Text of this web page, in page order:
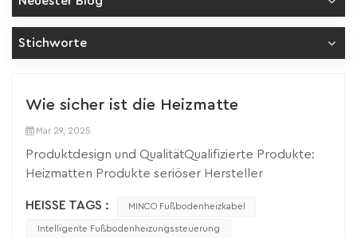
Stichworte
Wie sicher ist die Heizmatte
Mar 29, 2025
Produktdesign und QualitätQualifizierte Produkte:
Heizmatten Produkte seriöser Hersteller
Sicherheitsstandards erfüllen, eine gute
Isolationsleistung aufweisen und Leckagen wirksam
HEISSE TAGS : MINCO Fußbodenheizkabel
Intelligente Fußbodenheizungssteuerung